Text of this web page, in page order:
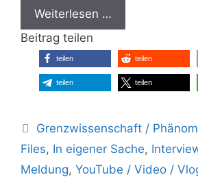
Weiterlesen …
Beitrag teilen
teilen teilen
teilen teilen
Kategorien
Grenzwissenschaft /
Files, In eigener Sache,
Meldung, YouTube / Video /